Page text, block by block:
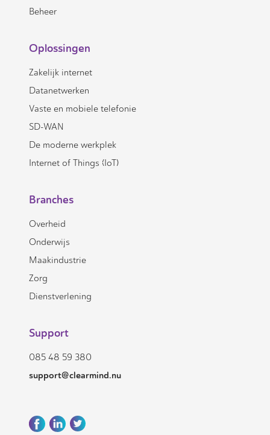
Beheer
Oplossingen
Zakelijk internet
Datanetwerken
Vaste en mobiele telefonie
SD-WAN
De moderne werkplek
Internet of Things (IoT)
Branches
Overheid
Onderwijs
Maakindustrie
Zorg
Dienstverlening
Support
085 48 59 380
support@clearmind.nu